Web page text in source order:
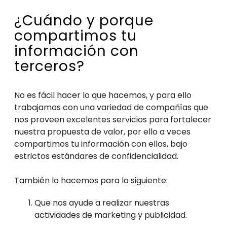
¿Cuándo y porque
compartimos tu
información con
terceros?
No es fácil hacer lo que hacemos, y para ello
trabajamos con una variedad de compañías que
nos proveen excelentes servicios para fortalecer
nuestra propuesta de valor, por ello a veces
compartimos tu información con ellos, bajo
estrictos estándares de confidencialidad.
También lo hacemos para lo siguiente:
Que nos ayude a realizar nuestras
actividades de marketing y publicidad.